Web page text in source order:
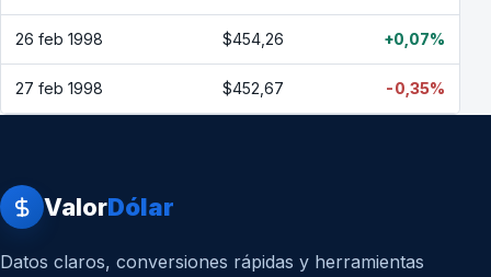
26 feb 1998 $454,26 +0,07%
27 feb 1998 $452,67 -0,35%
ValorDólar
Datos claros, conversiones rápidas y herramientas